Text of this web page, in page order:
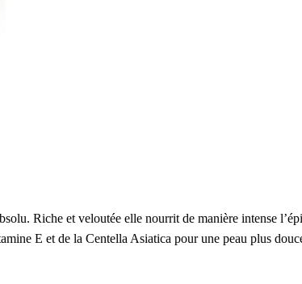
Riche et veloutée elle nourrit de manière intense
E et de la Centella Asiatica pour une peau plus